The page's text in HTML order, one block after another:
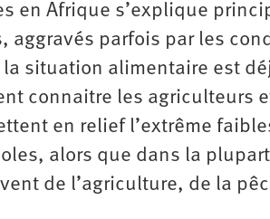
en Afrique s’explique
aggravés parfois par les
situation alimentaire est
connaitre les agriculteurs
en relief l’extrême
alors que dans la
de l’agriculture, de la